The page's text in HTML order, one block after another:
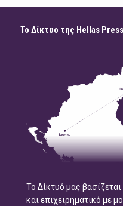
Το Δίκτυο της Hellas
Το Δίκτυό μας
και επιχειρηματικό με